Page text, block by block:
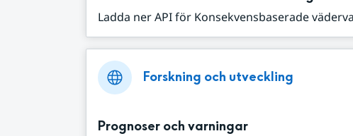
Ladda ner API för Konsekvensbaserade
Forskning och utveckling
Prognoser och varningar